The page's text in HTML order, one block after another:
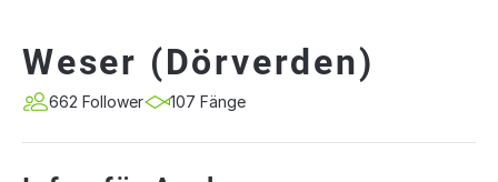
Weser (Dörverden)
662 Follower 107 Fänge